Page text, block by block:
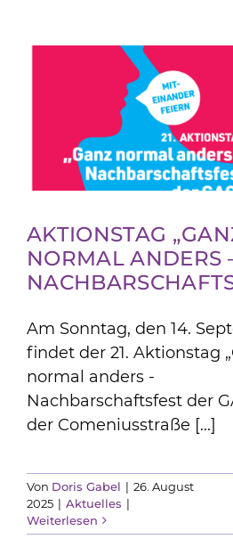
Jobs & Ausbildung
Aktuelles & Infos
AKTIONSTAG
NORMAL ANDERS
Am Sonntag, den 14.
findet der 21. Aktionstag
normal anders -
Nachbarschaftsfest der
der Comeniusstraße [...]
Von Doris Gabel | 26. August
2025 | Aktuelles |
Weiterlesen